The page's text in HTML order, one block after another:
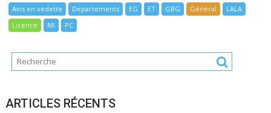
Avis en vedette Departements EG ET GBG Général
LALA
Licence
MI PC
ARTICLES RÉCENTS